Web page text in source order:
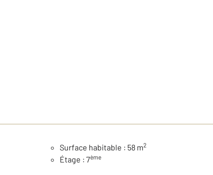
Surface habitable : 58 m2
Étage : 7ème